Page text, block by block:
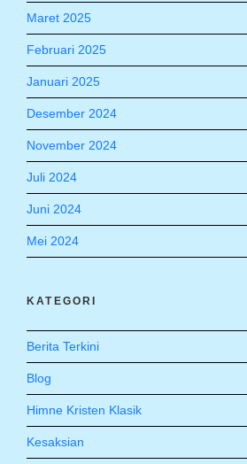
Maret 2025
Februari 2025
Januari 2025
Desember 2024
November 2024
Juli 2024
Juni 2024
Mei 2024
KATEGORI
Berita Terkini
Blog
Himne Kristen Klasik
Kesaksian